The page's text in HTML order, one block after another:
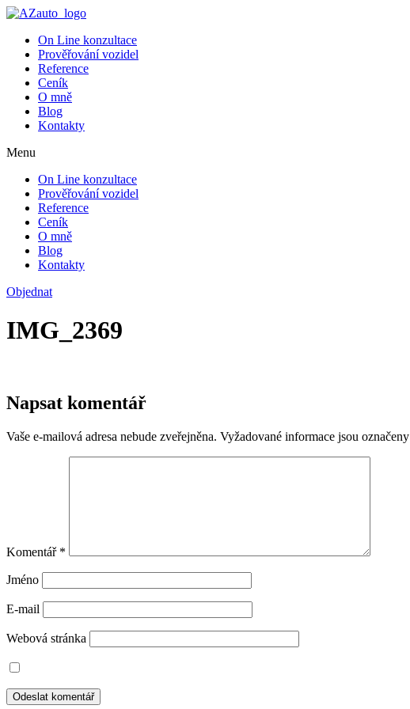
On Line konzultace
Prověřování vozidel
Reference
Ceník
O mně
Blog
Kontakty
Menu
On Line konzultace
Prověřování vozidel
Reference
Ceník
O mně
Blog
Kontakty
Objednat
IMG_2369
Napsat komentář
Vaše e-mailová adresa nebude zveřejněna. Vyžadované informace jsou označeny
Komentář *
Jméno
E-mail
Webová stránka